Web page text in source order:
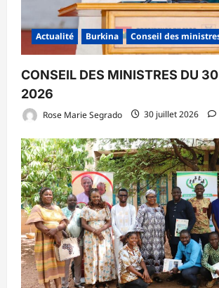
Actualité Burkina Conseil des
CONSEIL DES MINISTRES DU
2026
Rose Marie Segrado 30 juillet 2026